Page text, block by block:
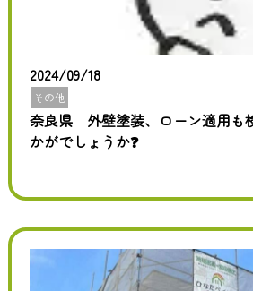
2024/09/18
その他
奈良県 外壁塗装、ローン適用も
かがでしょうか❓